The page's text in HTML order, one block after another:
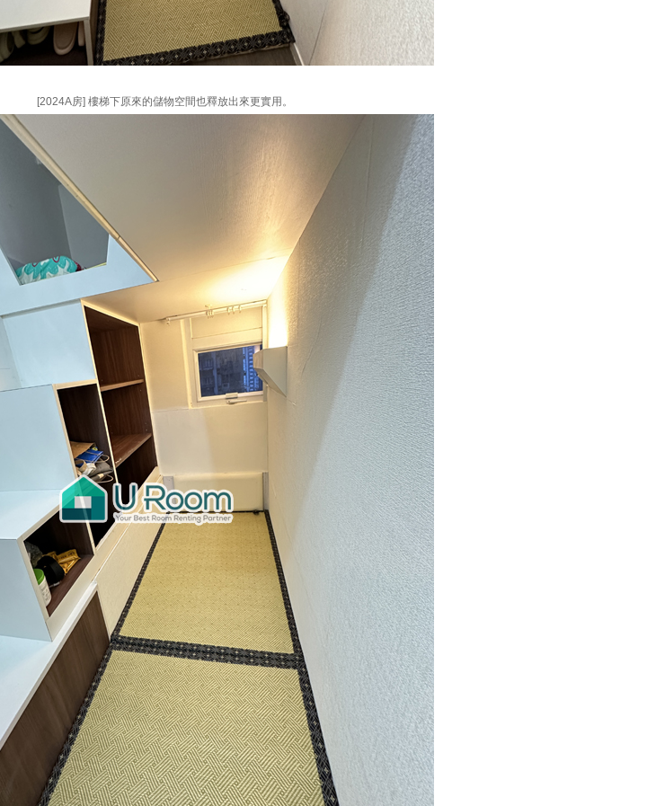
[2024A房] 樓梯下原來的儲物空間也釋放出來更實用。